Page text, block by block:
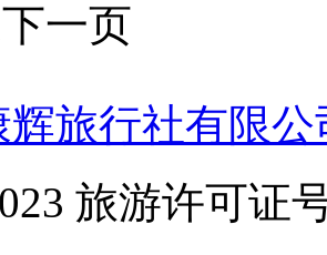
下一页
旅行社有限
旅游许可证